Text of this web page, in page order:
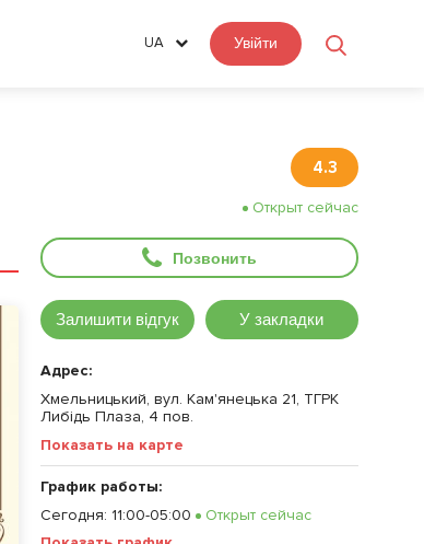
UA Увійти
4.3
Открыт сейчас
Позвонить
Залишити відгук У закладки
Адрес:
Хмельницький, вул. Кам'янецька 21, ТГРК
Либідь Плаза, 4 пов.
Показать на карте
График работы:
Сегодня: 11:00-05:00
Открыт сейчас